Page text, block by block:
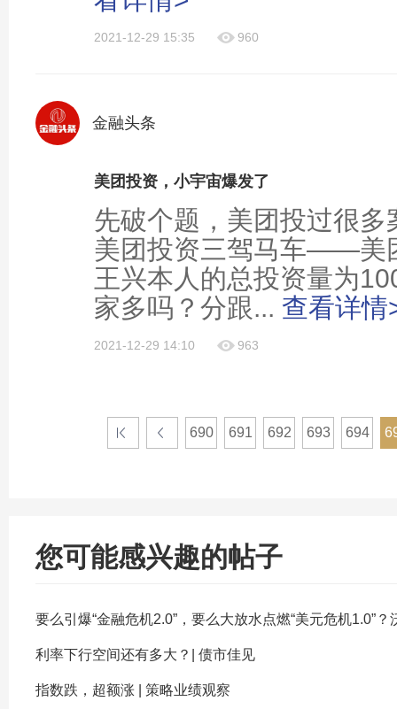
2021-12-29 15:35 960
金融头条
美团投资，小宇宙爆发了
先破个题，美团投过很
美团投资三驾马车——美
王兴本人的总投资量为
家多吗？分跟... 查看详情
2021-12-29 14:10 963
690 691 692 693 694
您可能感兴趣的帖子
要么引爆“金融危机2.0”，要么大放水点燃“美元危机1.0”
利率下行空间还有多大？| 债市佳见
指数跌，超额涨 | 策略业绩观察